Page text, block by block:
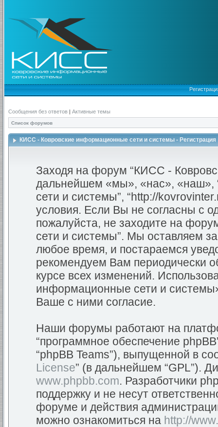
Сообщения без ответов | Активные темы
Список форумов
КИСС - Ковровские информационные сети и системы - Регистрация
Заходя на форум “КИСС -
дальнейшем «мы», «нас»,
сети и системы”, “http://
условия. Если Вы не согласны с
пожалуйста, не заходите на
сети и системы”. Мы оставляем
любое время, и постараемся
рекомендуем Вам периодически
курсе всех изменений.
информационные сети и
Ваше с ними согласие.
Наши форумы работают на
“программное обеспечение
“phpBB Teams”), выпущенной в
License” (в дальнейшем “GPL”).
www.phpbb.com. Разработчики
поддержку и не несут
форуме и действия
можно ознакомиться на http://